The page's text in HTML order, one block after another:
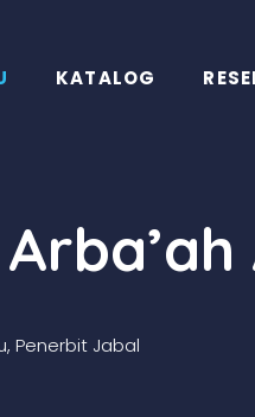
KATALOG
, Penerbit Jabal